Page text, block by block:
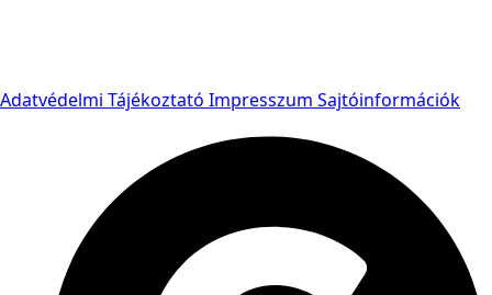
Adatvédelmi Tájékoztató Impresszum Sajtóinformációk